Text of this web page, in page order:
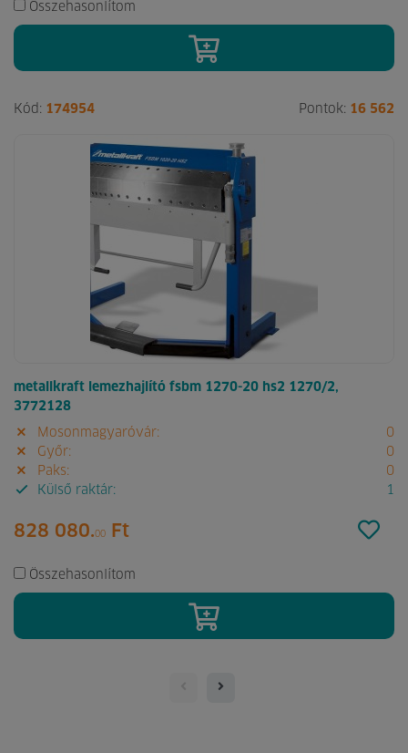
Összehasonlítom
Kód: 174954 Pontok: 16 562
metallkraft lemezhajlító fsbm 1270-20 hs2 1270/2,
3772128
Mosonmagyaróvár:
0
Győr:
0
Paks:
0
Külső raktár:
1
828 080.00 Ft
Összehasonlítom